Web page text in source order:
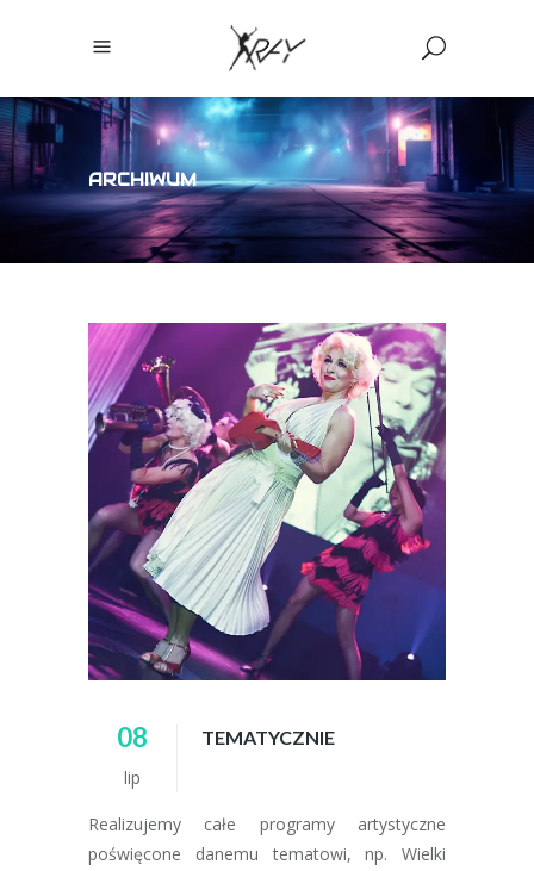
ARCHIWUM
08
lip
TEMATYCZNIE
Realizujemy całe programy artystyczne
poświęcone danemu tematowi, np. Wielki